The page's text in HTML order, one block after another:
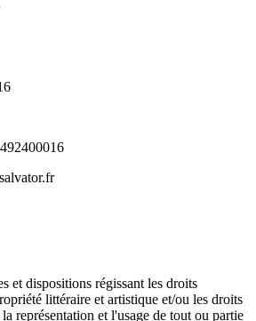
et dispositions régissant les droits
littéraire et artistique et/ou les droits
représentation et l'usage de tout ou partie